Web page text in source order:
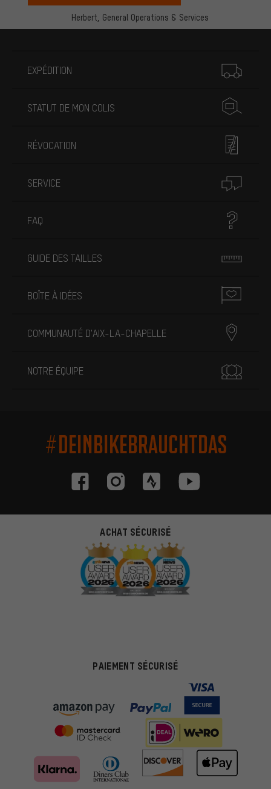
Herbert, General Operations & Services
EXPÉDITION
STATUT DE MON COLIS
RÉVOCATION
SERVICE
FAQ
GUIDE DES TAILLES
BOÎTE À IDÉES
COMMUNAUTÉ D'AIX-LA-CHAPELLE
NOTRE ÉQUIPE
#DEINBIKEBRAUCHTDAS
ACHAT SÉCURISÉ
PAIEMENT SÉCURISÉ